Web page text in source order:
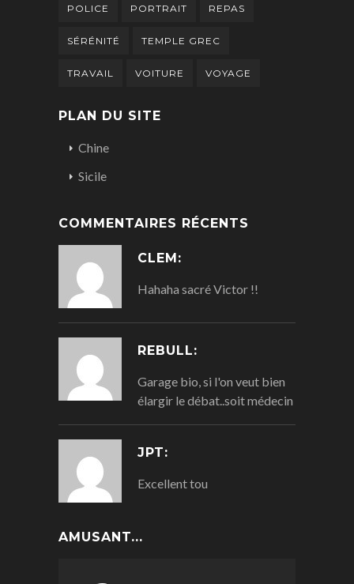
POLICE PORTRAIT REPAS
SÉRÉNITÉ TEMPLE GREC
TRAVAIL VOITURE VOYAGE
PLAN DU SITE
Chine
Sicile
COMMENTAIRES RÉCENTS
CLEM:
Hahaha sacré Victor !!
REBULL:
Garage bio, si l'on veut bien
élargir le débat..soit médecin
JPT:
Excellent tou
AMUSANT...